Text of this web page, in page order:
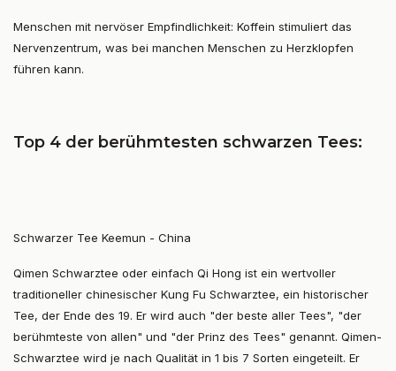
Menschen mit nervöser Empfindlichkeit: Koffein stimuliert das
Nervenzentrum, was bei manchen Menschen zu Herzklopfen
führen kann.
Top 4 der berühmtesten schwarzen Tees:
Schwarzer Tee Keemun - China
Qimen Schwarztee oder einfach Qi Hong ist ein wertvoller
traditioneller chinesischer Kung Fu Schwarztee, ein historischer
Tee, der Ende des 19. Er wird auch "der beste aller Tees", "der
berühmteste von allen" und "der Prinz des Tees" genannt. Qimen-
Schwarztee wird je nach Qualität in 1 bis 7 Sorten eingeteilt. Er